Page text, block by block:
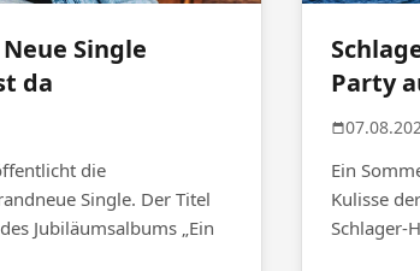
Single
da
die
Single. Der Titel
Jubiläumsalbums „Ein
Party
Ein
Kulisse
Schlager-